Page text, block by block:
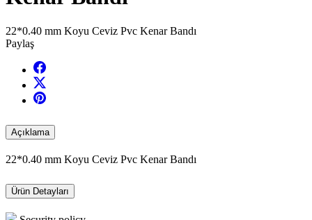
22*0.40 mm Koyu Ceviz Pvc Kenar Bandı
Paylaş
Açıklama
22*0.40 mm Koyu Ceviz Pvc Kenar Bandı
Ürün Detayları